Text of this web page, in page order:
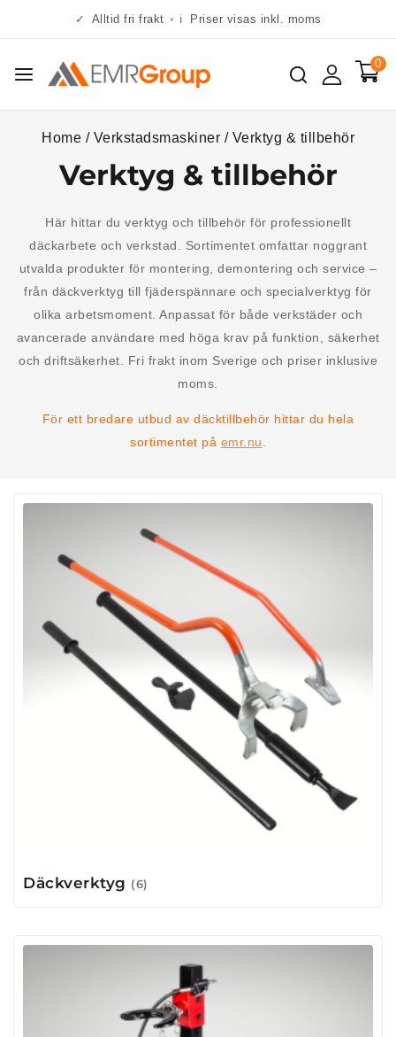
✓ Alltid fri frakt • ℹ Priser visas inkl. moms
0
Home / Verkstadsmaskiner / Verktyg & tillbehör
Verktyg & tillbehör
Här hittar du verktyg och tillbehör för professionellt
däckarbete och verkstad. Sortimentet omfattar noggrant
utvalda produkter för montering, demontering och service –
från däckverktyg till fjäderspännare och specialverktyg för
olika arbetsmoment. Anpassat för både verkstäder och
avancerade användare med höga krav på funktion, säkerhet
och driftsäkerhet. Fri frakt inom Sverige och priser inklusive
moms.
För ett bredare utbud av däcktillbehör hittar du hela
sortimentet på emr.nu.
Däckverktyg (6)